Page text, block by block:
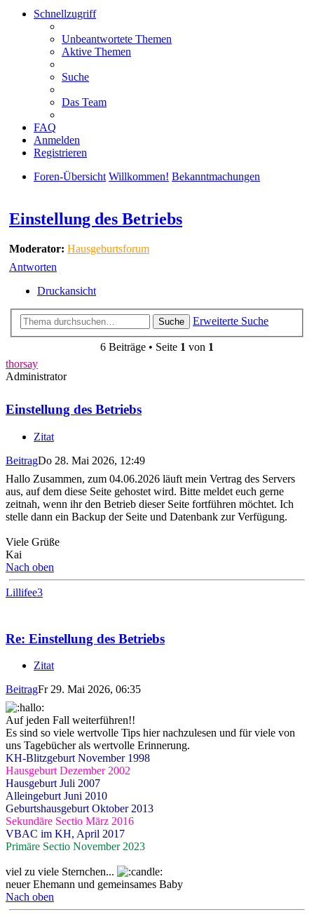
Schnellzugriff
Unbeantwortete Themen
Aktive Themen
Suche
Das Team
FAQ
Anmelden
Registrieren
Foren-Übersicht Willkommen! Bekanntmachungen
Einstellung des Betriebs
Moderator: Hausgeburtsforum
Antworten
Druckansicht
Suche Erweiterte Suche
6 Beiträge • Seite 1 von 1
thorsay
Administrator
Einstellung des Betriebs
Zitat
BeitragDo 28. Mai 2026, 12:49
Hallo Zusammen, zum 04.06.2026 läuft mein Vertrag des Servers
aus, auf dem diese Seite gehostet wird. Bitte meldet euch gerne
zeitnah, wenn ihr den Betrieb dieser Seite fortführen möchtet. Ich
stelle dann ein Backup der Seite und Datenbank zur Verfügung.
Viele Grüße
Kai
Nach oben
Lillifee3
Re: Einstellung des Betriebs
Zitat
BeitragFr 29. Mai 2026, 06:35
Auf jeden Fall weiterführen!!
Es sind so viele wertvolle Tips hier nachzulesen und für viele von
uns Tagebücher als wertvolle Erinnerung.
KH-Blitzgeburt November 1998
Hausgeburt Dezember 2002
Hausgeburt Juli 2007
Alleingeburt Juni 2010
Geburtshausgeburt Oktober 2013
Sekundäre Sectio März 2016
VBAC im KH, April 2017
Primäre Sectio November 2023
viel zu viele Sternchen...
neuer Ehemann und gemeinsames Baby
Nach oben